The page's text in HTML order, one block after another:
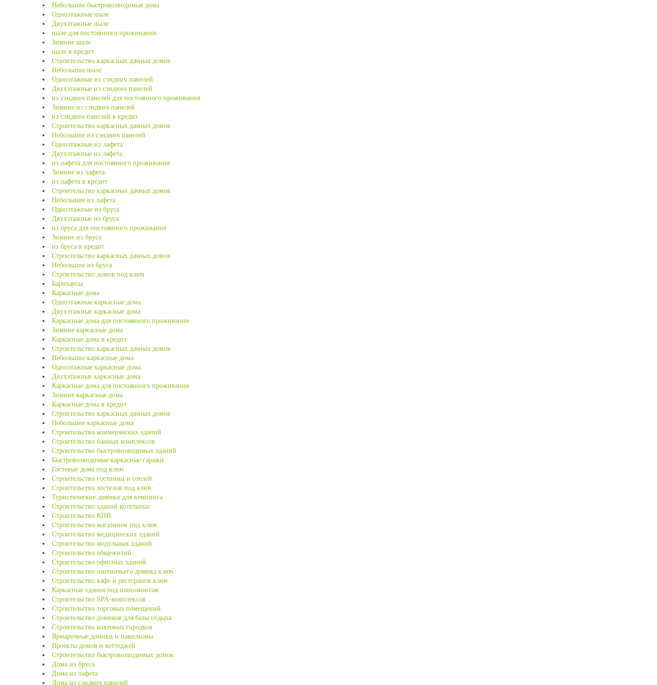
Небольшие быстровозводимые дома
Одноэтажные шале
Двухэтажные шале
шале для постоянного проживания
Зимние шале
шале в кредит
Строительство каркасных дачных домов
Небольшие шале
Одноэтажные из сэндвич панелей
Двухэтажные из сэндвич панелей
из сэндвич панелей для постоянного проживания
Зимние из сэндвич панелей
из сэндвич панелей в кредит
Строительство каркасных дачных домов
Небольшие из сэндвич панелей
Одноэтажные из лафета
Двухэтажные из лафета
из лафета для постоянного проживания
Зимние из лафета
из лафета в кредит
Строительство каркасных дачных домов
Небольшие из лафета
Одноэтажные из бруса
Двухэтажные из бруса
из бруса для постоянного проживания
Зимние из бруса
из бруса в кредит
Строительство каркасных дачных домов
Небольшие из бруса
Строительство домов под ключ
Барнхаусы
Каркасные дома
Одноэтажные каркасные дома
Двухэтажные каркасные дома
Каркасные дома для постоянного проживания
Зимние каркасные дома
Каркасные дома в кредит
Строительство каркасных дачных домов
Небольшие каркасные дома
Одноэтажные каркасные дома
Двухэтажные каркасные дома
Каркасные дома для постоянного проживания
Зимние каркасные дома
Каркасные дома в кредит
Строительство каркасных дачных домов
Небольшие каркасные дома
Строительство коммерческих зданий
Строительство банных комплексов
Строительство быстровозводимых зданий
Быстровозводимые каркасные гаражи
Гостевые дома под ключ
Строительство гостиниц и отелей.
Строительство хостелов под ключ
Туристические домики для кемпинга
Строительство зданий котельных
Строительство КПП
Строительство магазинов под ключ
Строительство медицинских зданий
Строительство модульных зданий
Строительство общежитий
Строительство офисных зданий
Строительство охотничьего домика ключ
Строительство кафе и ресторанов ключ
Каркасные здания под шиномонтаж
Строительство SPA-комплексов
Строительство торговых помещений
Строительство домиков для базы отдыха
Строительство вахтовых городков
Ярмарочные домики и павильоны
Проекты домов и коттеджей
Строительство быстровозводимых домов
Дома из бруса
Дома из лафета
Дома из сэндвич панелей